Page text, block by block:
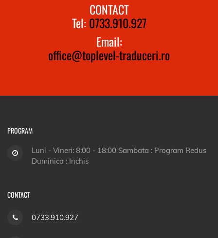
CONTACT
Tel: 0733.910.927
Email:
office@toplevel-traduceri.ro
PROGRAM
Luni - Vineri: 8:00 - 18:00 Sambata : Program Redus
Duminica : Inchis
CONTACT
0733.910.927